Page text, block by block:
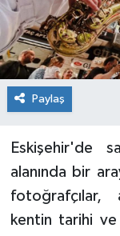
Paylaş
Eskişehir'de
alanında bir
fotoğrafçılar,
kentin tarihi